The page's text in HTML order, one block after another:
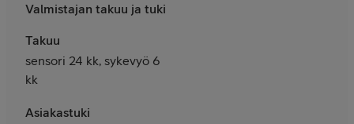
Valmistajan takuu ja tuki
Takuu
sensori 24 kk, sykevyö 6
kk
Asiakastuki